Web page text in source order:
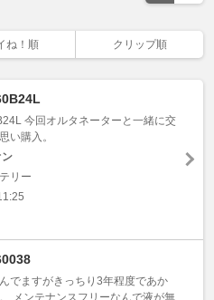
ね！順 クリップ順
今回オルタネーターと一緒に交
い購入。
ン
リー
でますがきっちり3年程度であか
メンテナンスフリーなんで液が無